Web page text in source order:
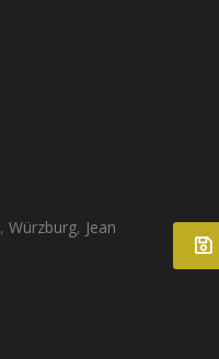
, Würzburg, Jean